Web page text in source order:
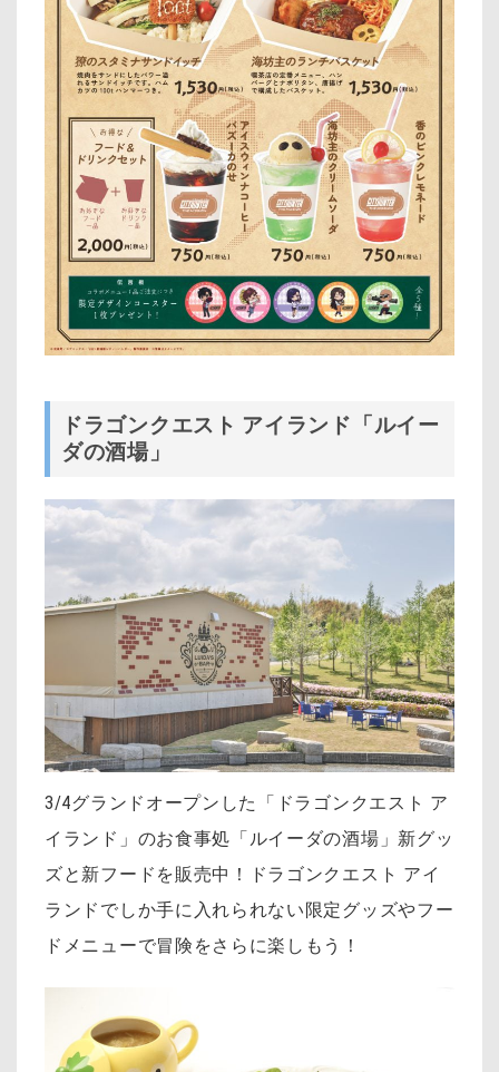
ドラゴンクエスト アイランド「ルイー
ダの酒場」
3/4グランドオープンした「ドラゴンクエスト ア
イランド」のお食事処「ルイーダの酒場」新グッ
ズと新フードを販売中！ドラゴンクエスト アイ
ランドでしか手に入れられない限定グッズやフー
ドメニューで冒険をさらに楽しもう！